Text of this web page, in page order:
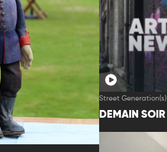
Street Generation(s)
DEMAIN SOIR